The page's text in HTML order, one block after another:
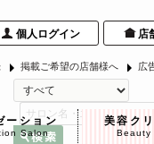
個人ログイン
店
広
掲載ご希望の店舗様へ
ーション
Salon
美容ク
Beauty